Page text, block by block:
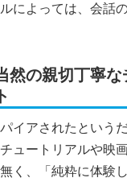
によっては、会話
然の親切丁寧
イアされたという
ュートリアルや映
く、「純粋に体験